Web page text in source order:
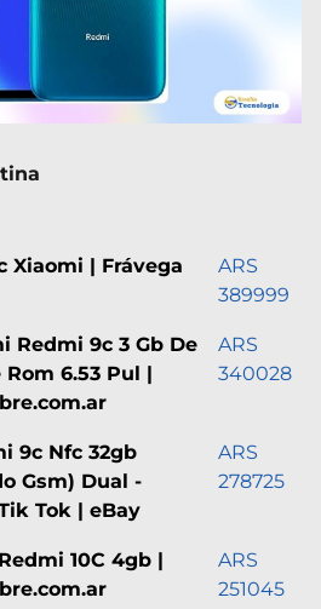
Xiaomi | Frávega
ARS
389999
Redmi 9c 3 Gb De
Rom 6.53 Pul |
ARS
340028
9c Nfc 32gb
Gsm) Dual -
Tok | eBay
ARS
278725
10C 4gb |
ARS
251045